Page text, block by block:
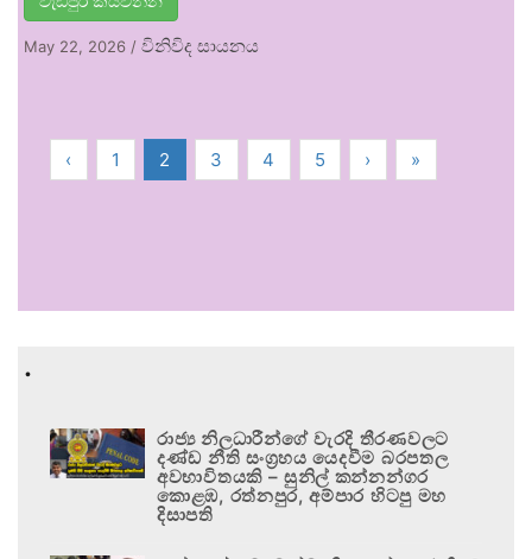
May 22, 2026 / විනිවිද සායනය
‹ 1 2 3 4 5 › »
.
රාජ්‍ය නිලධාරීන්ගේ වැරදි තීරණවලට
දණ්ඩ නීති සංග්‍රහය යෙදවීම බරපතල
අවභාවිතයකි – සුනිල් කන්නන්ගර
කොළඹ, රත්නපුර, අම්පාර හිටපු මහ
දිසාපති